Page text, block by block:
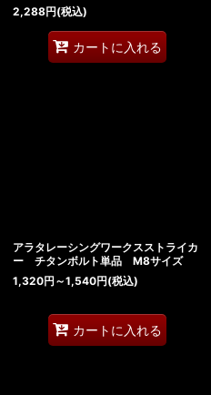
2,288円(税込)
カートに入れる
アラタレーシングワークスストライカ
ー チタンボルト単品 M8サイズ
1,320円 ～1,540円(税込)
カートに入れる